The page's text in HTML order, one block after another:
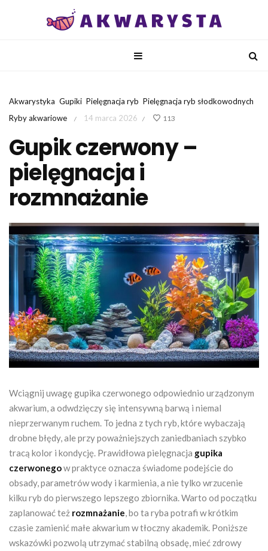
Akwarystyka Gupiki Pielęgnacja ryb Pielęgnacja ryb słodkowodnych
Ryby akwariowe
/ 14 marca 2026 / 113
Gupik czerwony –
pielęgnacja i
rozmnażanie
Wciągnij uwagę gupika czerwonego odpowiednio urządzonym
akwarium, a odwdzięczy się intensywną barwą i niemal
nieprzerwanym ruchem. To jedna z tych ryb, które wybaczają
drobne błędy, ale przy poważniejszych zaniedbaniach szybko
tracą kolor i kondycję. Prawidłowa pielęgnacja gupika
czerwonegow praktyce oznacza świadome podejście do
obsady, parametrów wody i karmienia, a nie tylko wrzucenie
kilku ryb do pierwszego lepszego zbiornika. Warto od początku
zaplanować też rozmnażanie, bo ta ryba potrafi w krótkim
czasie zamienić małe akwarium w tłoczny akademik. Poniższe
wskazówki pozwolą utrzymać stabilną obsadę, mieć zdrowy